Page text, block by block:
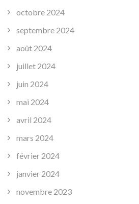
octobre 2024
septembre 2024
août 2024
juillet 2024
juin 2024
mai 2024
avril 2024
mars 2024
février 2024
janvier 2024
novembre 2023